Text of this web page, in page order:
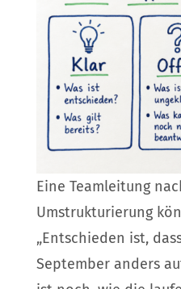
Eine Teamleitung
Umstrukturierung
„Entschieden ist,
September anders